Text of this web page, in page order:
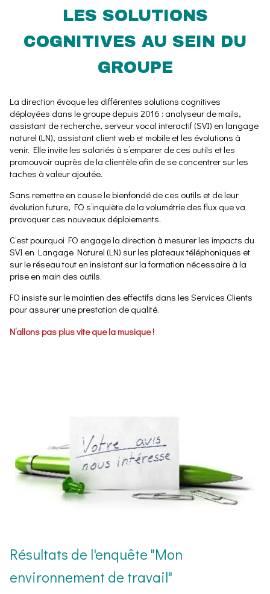
LES SOLUTIONS
COGNITIVES AU SEIN DU
GROUPE
La direction évoque les différentes solutions cognitives
déployées dans le groupe depuis 2016 : analyseur de mails,
assistant de recherche, serveur vocal interactif (SVI) en langage
naturel (LN), assistant client web et mobile et les évolutions à
venir. Elle invite les salariés à s’emparer de ces outils et les
promouvoir auprès de la clientèle afin de se concentrer sur les
taches à valeur ajoutée.
Sans remettre en cause le bienfondé de ces outils et de leur
évolution future, FO s’inquiète de la volumétrie des flux que va
provoquer ces nouveaux déploiements.
C’est pourquoi FO engage la direction à mesurer les impacts du
SVI en Langage Naturel (LN) sur les plateaux téléphoniques et
sur le réseau tout en insistant sur la formation nécessaire à la
prise en main des outils.
FO insiste sur le maintien des effectifs dans les Services Clients
pour assurer une prestation de qualité.
N’allons pas plus vite que la musique !
Résultats de l'enquête "Mon
environnement de travail"